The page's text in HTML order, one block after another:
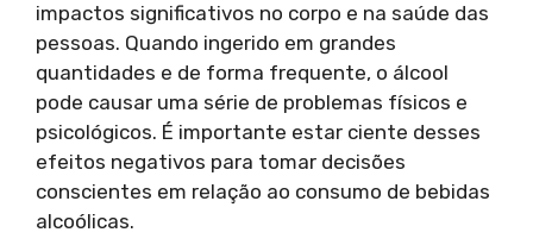
impactos significativos no corpo e na saúde das
pessoas. Quando ingerido em grandes
quantidades e de forma frequente, o álcool
pode causar uma série de problemas físicos e
psicológicos. É importante estar ciente desses
efeitos negativos para tomar decisões
conscientes em relação ao consumo de bebidas
alcoólicas.